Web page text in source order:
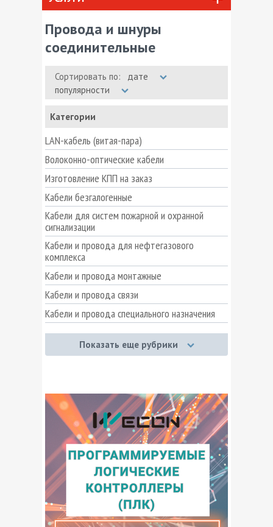
Провода и шнуры
соединительные
Сортировать по:
дате
популярности
Категории
LAN-кабель (витая-пара)
Волоконно-оптические кабели
Изготовление КПП на заказ
Кабели безгалогенные
Кабели для систем пожарной и охранной
сигнализации
Кабели и провода для нефтегазового
комплекса
Кабели и провода монтажные
Кабели и провода связи
Кабели и провода специального назначения
Кабели контрольные
Кабели промышленного интерфейса
Кабели управления
Провод для систем сигнализации,
телекоммуникации, управления и сбора
данных
Провода выводные
Провода и шнуры соединительные
Провода изолированные для воздушных
линий
Показать еще рубрики